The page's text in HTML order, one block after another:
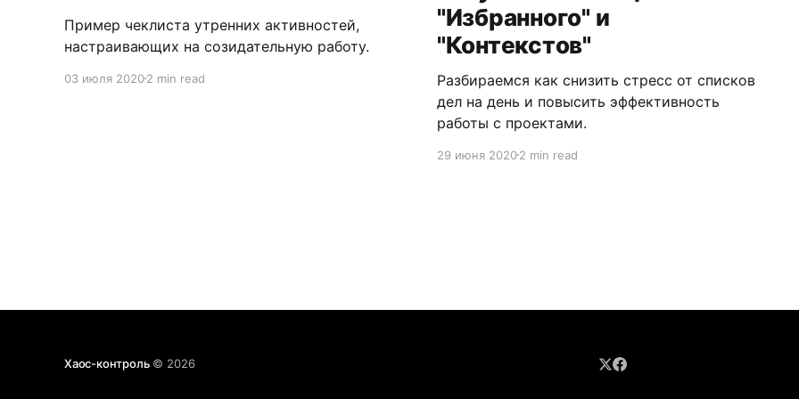
Пример чеклиста утренних активностей,
настраивающих на созидательную работу.
03 июля 20202 min read
"Избранного" и
"Контекстов"
Разбираемся как снизить стресс от списков
дел на день и повысить эффективность
работы с проектами.
29 июня 20202 min read
Хаос-контроль© 2026